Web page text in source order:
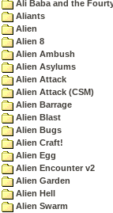
Ali Baba and the
Aliants
Alien
Alien 8
Alien Ambush
Alien Asylums
Alien Attack
Alien Attack (CSM)
Alien Barrage
Alien Blast
Alien Bugs
Alien Craft!
Alien Egg
Alien Encounter v2
Alien Garden
Alien Hell
Alien Swarm